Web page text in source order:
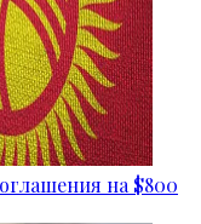
на $800